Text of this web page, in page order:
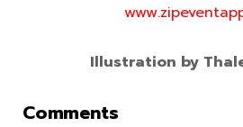
Illustration by
Comments